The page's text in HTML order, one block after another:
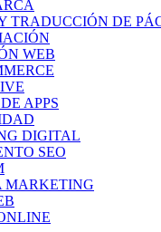
TRADUCCIÓN DE
WEB
APPS
DIGITAL
SEO
MARKETING